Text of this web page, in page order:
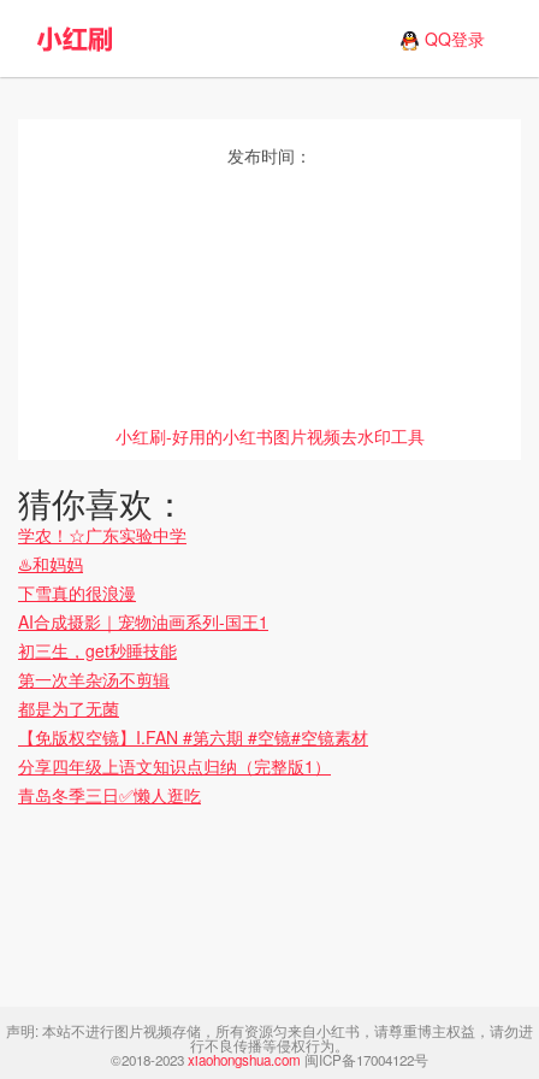
QQ登录
发布时间：
小红刷-好用的小红书图片视频去水印工具
猜你喜欢：
学农！☆广东实验中学
♨️和妈妈
下雪真的很浪漫
AI合成摄影｜宠物油画系列-国王1
初三生，get秒睡技能
第一次羊杂汤不剪辑
都是为了无菌
【免版权空镜】I.FAN #第六期 #空镜#空镜素材
分享四年级上语文知识点归纳（完整版1）
青岛冬季三日✅懒人逛吃
声明:本站不进行图片视频存储，所有资源匀来自小红书，请尊重博主权益，请勿进
行不良传播等侵权行为。
©2018-2023xiaohongshua.com 闽ICP备17004122号